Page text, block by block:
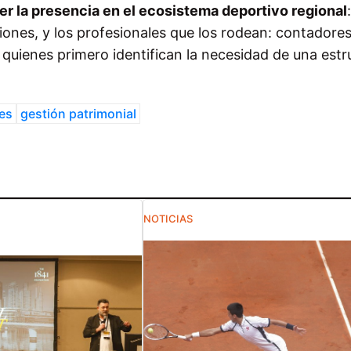
la presencia en el ecosistema deportivo regional:
y los profesionales que los rodean:
primero identifican la necesidad de una
gestión patrimonial
NOTICIAS